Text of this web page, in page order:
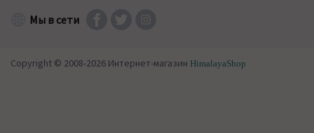
Мы в сети
Copyright © 2008-2026 Интернет-магазин HimalayaShop